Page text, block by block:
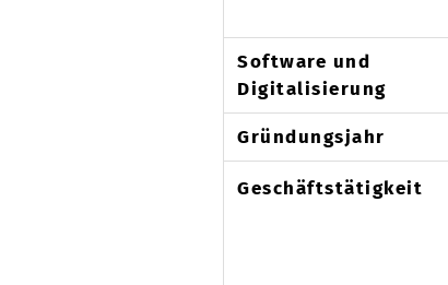
Software und
Digitalisierung
Gründungsjahr
Geschäftstätigkeit